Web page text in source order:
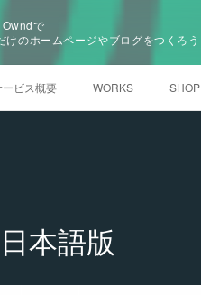
で
けのホームページやブログをつくろう
ービス概要 WORKS SHOP
本語版